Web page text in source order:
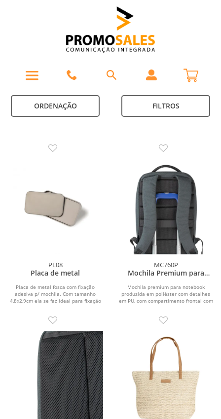
ORDENAÇÃO FILTROS
PL08
Placa de metal
Placa de metal fosca com fixação
adesiva p/ mochila. Com tamanho
4,8x2,9cm ela se faz ideal para fixação
MC760P
Mochila Premium para
Mochila premium para notebook
produzida em poliéster com detalhes
em PU, com compartimento frontal com